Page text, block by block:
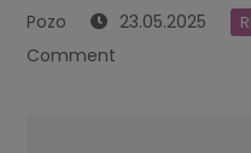
23.05.2025
Comment